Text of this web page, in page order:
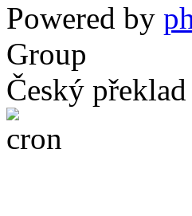
Powered by
Group
Český